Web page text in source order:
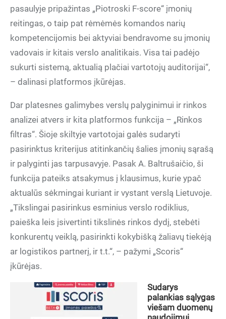
pasaulyje pripažintas „Piotroski F-score“ įmonių
reitingas, o taip pat rėmėmės komandos narių
kompetencijomis bei aktyviai bendravome su įmonių
vadovais ir kitais verslo analitikais. Visa tai padėjo
sukurti sistemą, aktualią plačiai vartotojų auditorijai“,
– dalinasi platformos įkūrėjas.
Dar platesnes galimybes verslų palyginimui ir rinkos
analizei atvers ir kita platformos funkcija – „Rinkos
filtras“. Šioje skiltyje vartotojai galės sudaryti
pasirinktus kriterijus atitinkančių šalies įmonių sąrašą
ir palyginti jas tarpusavyje. Pasak A. Baltrušaičio, ši
funkcija pateiks atsakymus į klausimus, kurie ypač
aktualūs sėkmingai kuriant ir vystant verslą Lietuvoje.
„Tikslingai pasirinkus esminius verslo rodiklius,
paieška leis įsivertinti tikslinės rinkos dydį, stebėti
konkurentų veiklą, pasirinkti kokybišką žaliavų tiekėją
ar logistikos partnerį, ir t.t.“, – pažymi „Scoris“
įkūrėjas.
Sudarys
palankias sąlygas
viešam duomenų